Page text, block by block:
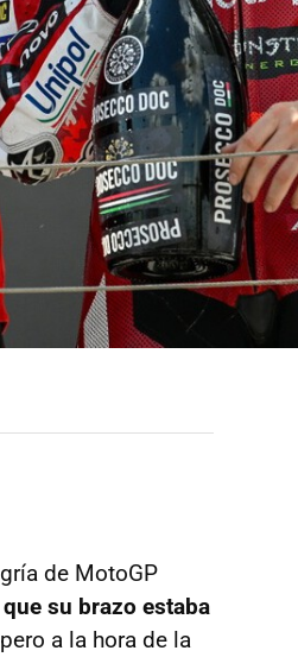
de MotoGP
su brazo estaba
a la hora de la